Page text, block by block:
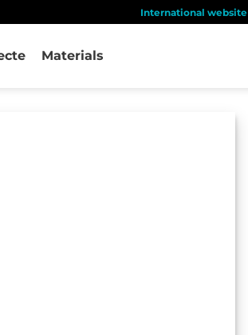
International website
Materials